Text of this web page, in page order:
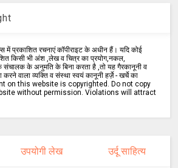
में प्रकाशित रचनाएं कॉपीराइट के अधीन हैं। यदि कोई
किसी भी अंश ,लेख व चित्र का प्रयोग,नकल,
संचालक के अनुमति के बिना करता है ,तो यह गैरकानूनी व
वाला व्यक्ति व संस्था स्वयं कानूनी हर्ज़े - खर्चे का
on this website is copyrighted. Do not copy
without permission. Violations will attract
उपयोगी लेख उर्दू साहित्य